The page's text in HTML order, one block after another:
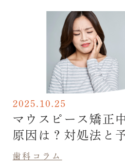
2025.10.25
マウスピース矯正
原因は？対処法と
歯科コラム